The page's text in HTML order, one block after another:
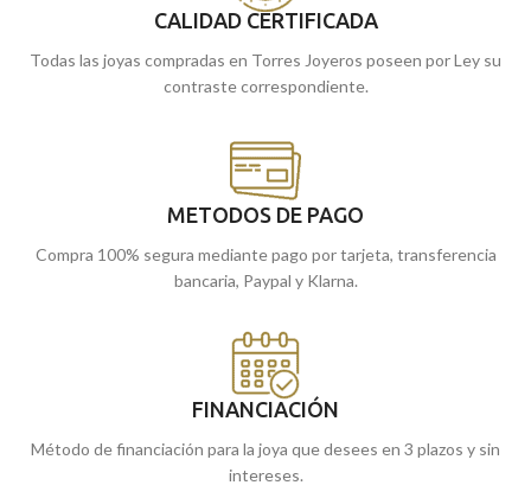
CALIDAD CERTIFICADA
Todas las joyas compradas en Torres Joyeros poseen por Ley su
contraste correspondiente.
METODOS DE PAGO
Compra 100% segura mediante pago por tarjeta, transferencia
bancaria, Paypal y Klarna.
FINANCIACIÓN
Método de financiación para la joya que desees en 3 plazos y sin
intereses.